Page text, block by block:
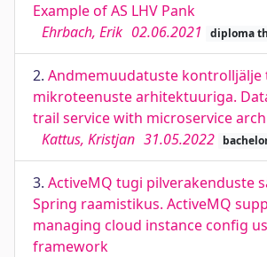
Example of AS LHV Pank
Ehrbach, Erik 02.06.2021 diploma
2. Andmemuudatuste kontrolljälje
mikroteenuste arhitektuuriga.
trail service with microservice
Kattus, Kristjan 31.05.2022
3. ActiveMQ tugi pilverakenduste
Spring raamistikus. ActiveMQ
managing cloud instance config
framework